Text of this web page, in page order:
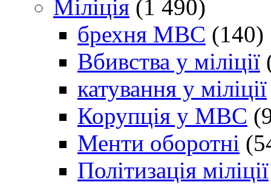
Міліція (1 490)
брехня МВС (140)
Вбивства у міліції
катування у міліції
Корупція у МВС
Менти оборотні
Політизація міліції